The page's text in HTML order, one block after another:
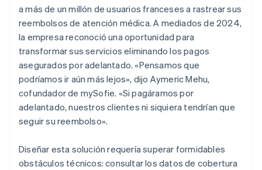
a más de un millón de usuarios franceses a rastrear sus
reembolsos de atención médica. A mediados de 2024,
la empresa reconoció una oportunidad para
transformar sus servicios eliminando los pagos
asegurados por adelantado. «Pensamos que
podríamos ir aún más lejos», dijo Aymeric Mehu,
cofundador de mySofie. «Si pagáramos por
adelantado, nuestros clientes ni siquiera tendrían que
seguir su reembolso».
Diseñar esta solución requería superar formidables
obstáculos técnicos: consultar los datos de cobertura